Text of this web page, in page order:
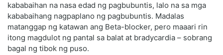
kababaihan na nasa edad ng pagbubuntis, lalo na sa mga
kababaihang nagpaplano ng pagbubuntis. Madalas
matanggap ng katawan ang Beta-blocker, pero maaari rin
itong magdulot ng pantal sa balat at bradycardia – sobrang
bagal ng tibok ng puso.